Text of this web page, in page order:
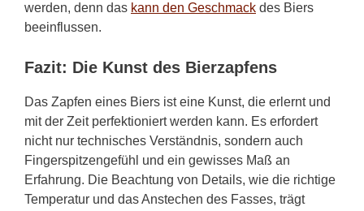
werden, denn das kann den Geschmack des Biers
beeinflussen.
Fazit: Die Kunst des Bierzapfens
Das Zapfen eines Biers ist eine Kunst, die erlernt und
mit der Zeit perfektioniert werden kann. Es erfordert
nicht nur technisches Verständnis, sondern auch
Fingerspitzengefühl und ein gewisses Maß an
Erfahrung. Die Beachtung von Details, wie die richtige
Temperatur und das Anstechen des Fasses, trägt